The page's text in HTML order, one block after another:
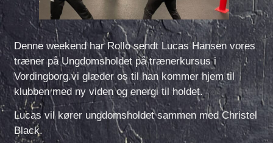
Denne weekend har Rollo sendt Lucas Hansen vores
træner på Ungdomsholdet på trænerkursus i
Vordingborg.vi glæder os til han kommer hjem til
klubben med ny viden og energi til holdet.
Lucas vil kører ungdomsholdet sammen med Christel
Black.